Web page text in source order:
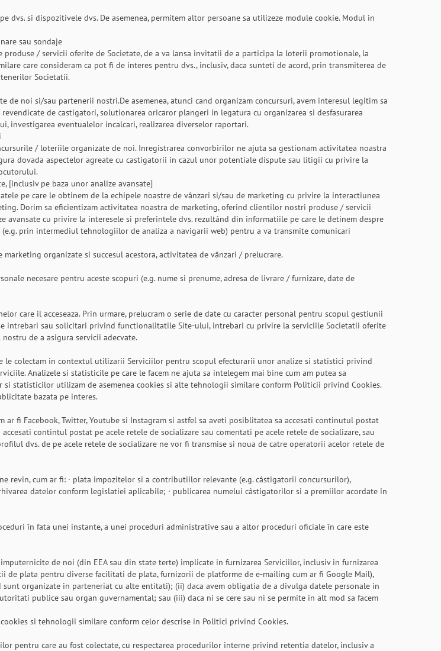
dvs. si dispozitivele dvs. De asemenea, permitem altor persoane sa utilizeze module cookie. Modul in
sau sondaje
/ servicii oferite de Societate, de a va lansa invitatii de a participa la loterii promotionale, la
care consideram ca pot fi de interes pentru dvs., inclusiv, daca sunteti de acord, prin transmiterea de
Societatii.
noi si/sau partenerii nostri.De asemenea, atunci cand organizam concursuri, avem interesul legitim sa
de castigatori, solutionarea oricaror plangeri in legatura cu organizarea si desfasurarea
investigarea eventualelor incalcari, realizarea diverselor raportari.
/ loteriile organizate de noi. Inregistrarea convorbirilor ne ajuta sa gestionam activitatea noastra
dovada aspectelor agreate cu castigatorii in cazul unor potentiale dispute sau litigii cu privire la
[inclusiv pe baza unor analize avansate]
pe care le obtinem de la echipele noastre de vânzari si/sau de marketing cu privire la interactiunea
Dorim sa eficientizam activitatea noastra de marketing, oferind clientilor nostri produse / servicii
avansate cu privire la interesele si preferintele dvs. rezultând din informatiile pe care le detinem despre
prin intermediul tehnologiilor de analiza a navigarii web) pentru a va transmite comunicari
organizate si succesul acestora, activitatea de vânzari / prelucrare.
necesare pentru aceste scopuri (e.g. nume si prenume, adresa de livrare / furnizare, date de
care il acceseaza. Prin urmare, prelucram o serie de date cu caracter personal pentru scopul gestiunii
intrebari sau solicitari privind functionalitatile Site-ului, intrebari cu privire la serviciile Societatii oferite
de a asigura servicii adecvate.
le colectam in contextul utilizarii Serviciilor pentru scopul efecturarii unor analize si statistici privind
Analizele si statisticile pe care le facem ne ajuta sa intelegem mai bine cum am putea sa
statisticilor utilizam de asemenea cookies si alte tehnologii similare conform Politicii privind Cookies.
bazata pe interes.
fi Facebook, Twitter, Youtube si Instagram si astfel sa aveti posiblitatea sa accesati continutul postat
contintul postat pe acele retele de socializare sau comentati pe acele retele de socializare, sau
dvs. de pe acele retele de socializare ne vor fi transmise si noua de catre operatorii acelor retele de
revin, cum ar fi: · plata impozitelor si a contributiilor relevante (e.g. câstigatorii concursurilor),
datelor conform legislatiei aplicabile; · publicarea numelui câstigatorilor si a premiilor acordate în
în fata unei instante, a unei proceduri administrative sau a altor proceduri oficiale în care este
de noi (din EEA sau din state terte) implicate in furnizarea Serviciilor, inclusiv in furnizarea
de plata pentru diverse facilitati de plata, furnizorii de platforme de e-mailing cum ar fi Google Mail),
organizate in parteneriat cu alte entitati); (ii) daca avem obligatia de a divulga datele personale in
publice sau organ guvernamental; sau (iii) daca ni se cere sau ni se permite in alt mod sa facem
si tehnologii similare conform celor descrise in Politici privind Cookies.
pentru care au fost colectate, cu respectarea procedurilor interne privind retentia datelor, inclusiv a